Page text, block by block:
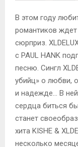
В этом году
романтиков
сюрприз. XL
с PAUL HANK
песню. Сингл
убийц» о любви,
и надежде… В
сердца биться
станет
хита KISHE & XL
несколько